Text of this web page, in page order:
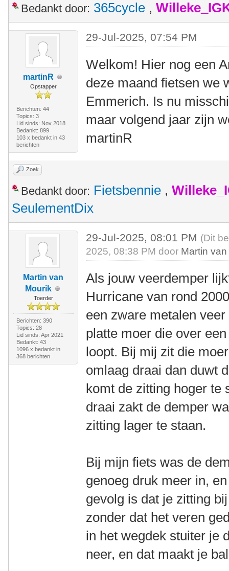
Bedankt door: 365cycle ,
martinR
Opstapper
Berichten: 44
Topics: 3
Lid sinds: Nov 2018
Bedankt: 899
103 x bedankt in 43
berichten
29-Jul-2025, 07:54 PM
Welkom! Hier nog een
deze maand fietsen we
Emmerich. Is nu
maar volgend jaar zijn
martinR
Zoek
Bedankt door: Fietsbennie ,
SeulementDix
Martin van
Mourik
Toerder
Berichten: 390
Topics: 28
Lid sinds: Apr 2021
Bedankt: 43
1096 x bedankt in
368 berichten
29-Jul-2025, 08:01 PM (Dit
2025, 08:38 PM door Martin
Als jouw veerdemper
Hurricane van rond
een zware metalen
platte moer die over
loopt. Bij mij zit die
omlaag draai dan duwt
komt de zitting hoger te
draai zakt de demper
zitting lager te staan.
Bij mijn fiets was de
genoeg druk meer in,
gevolg is dat je zitting
zonder dat het veren
in het wegdek stuiter je
neer, en dat maakt je